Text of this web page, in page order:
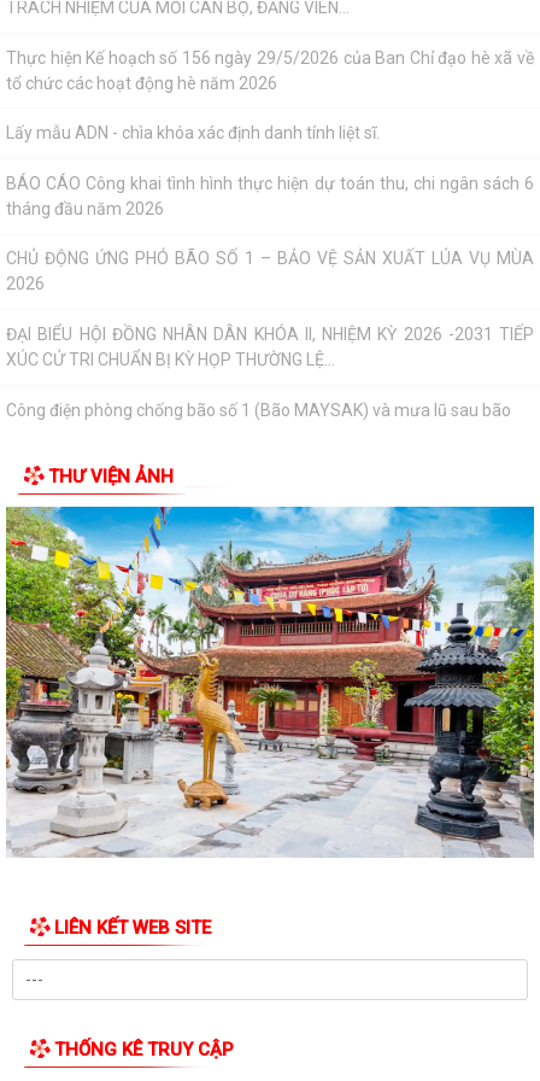
2026
XÚC CỬ TRI CHUẨN BỊ KỲ HỌP THƯỜNG LỆ...
Công điện phòng chống bão số 1 (Bão MAYSAK) và mưa lũ sau bão
xã Quý III, IV năm 2026
tổ chức tổng thể của hệ...
nại, luật tố cáo
Chiến dịch “500 ngày đêm đẩy mạnh thực hiện tìm kiếm, quy tập và
xác định danh tính hài cốt liệt...
Kỷ niệm Ngày gia đình Việt Nam 28/6
KẾ HOẠCH Tiếp công dân của Chủ tịch Ủy ban nhân dân xã Quý III, IV
năm 2026
Tổ chức chi trả tiền bồi thường, hỗ trợ GPMB cho 100 hộ dân (đợt 1)
thực hiện Dự án Khu Công nghiệp...
Dự thảo chứng thư khu B Dự án đầu tư kinh doanh kết cấu hạ tầng xây
dựng và kinh doanh kết cấ hạ...
QUYẾT ĐỊNH Ban hành Kế hoạch kiểm tra công tác cải cách hành
Quyết định phê duyệt phương án tái định cư khi Nhà nước thu hồi đát
thực hiện Dự án đầu tư xây dựng...
THƯ VIỆN ẢNH
LIÊN KẾT WEB SITE
THỐNG KÊ TRUY CẬP